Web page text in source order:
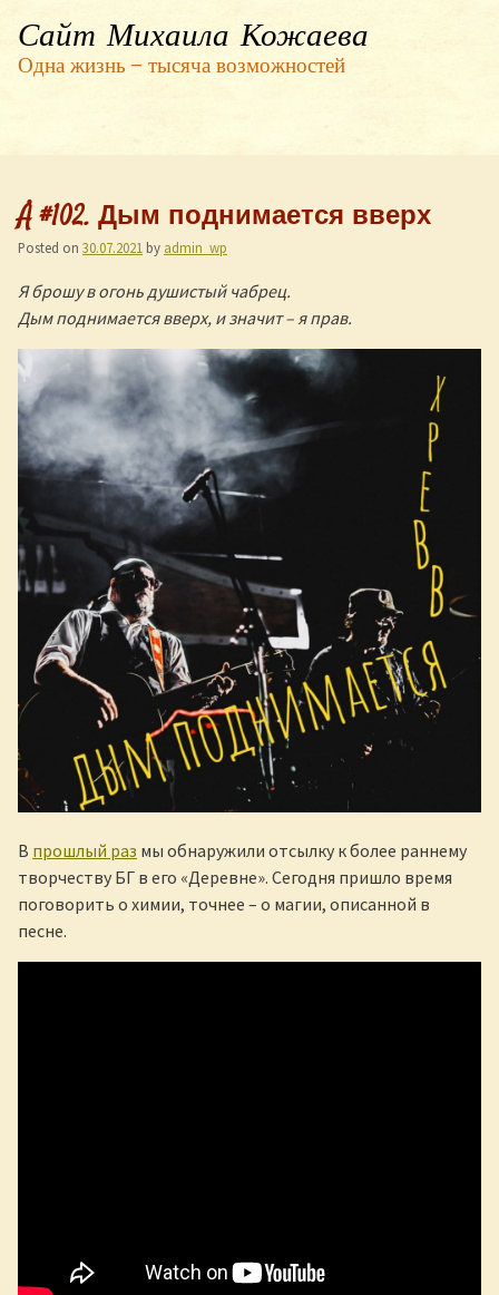
Сайт Михаила Кожаева
Одна жизнь — тысяча возможностей
Å #102. Дым поднимается вверх
Posted on 30.07.2021 by admin_wp
Я брошу в огонь душистый чабрец.
Дым поднимается вверх, и значит – я прав.
В прошлый раз мы обнаружили отсылку к более раннему
творчеству БГ в его «Деревне». Сегодня пришло время
поговорить о химии, точнее – о магии, описанной в
песне.